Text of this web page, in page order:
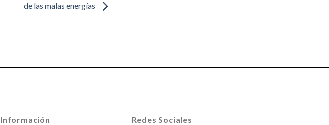
de las malas energías
Información Redes Sociales